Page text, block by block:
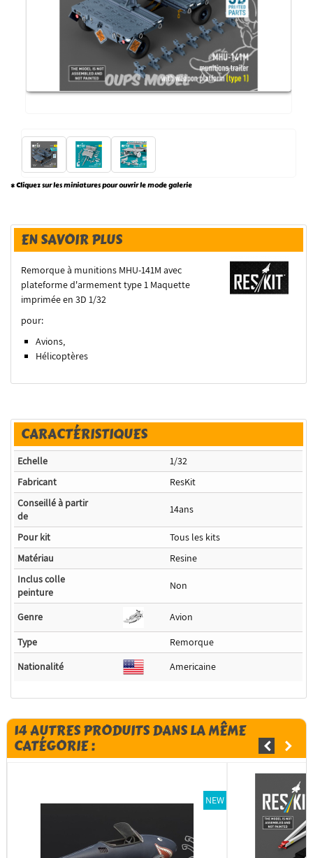
* Cliquez sur les miniatures pour ouvrir le mode galerie
EN SAVOIR PLUS
Remorque à munitions MHU-141M avec
plateforme d'armement type 1 Maquette
imprimée en 3D 1/32
pour:
Avions,
Hélicoptères
CARACTÉRISTIQUES
Echelle
1/32
Fabricant
ResKit
Conseillé à partir
de
14ans
Pour kit
Tous les kits
Matériau
Resine
Inclus colle
peinture
Non
Genre
Avion
Type
Remorque
Nationalité
Americaine
14 AUTRES PRODUITS DANS LA MÊME
CATÉGORIE :
NEW